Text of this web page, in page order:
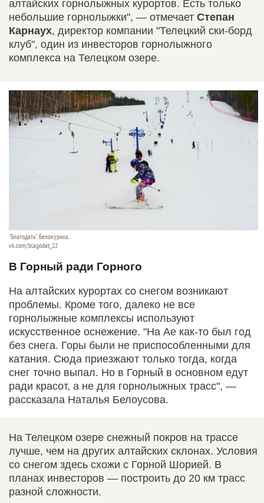
алтайских горнолыжных курортов. Есть только
небольшие горнолыжки", — отмечает Степан
Карнаух, директор компании "Телецкий ски-борд
клуб", один из инвесторов горнолыжного
комплекса на Телецком озере.
"Благодать". Белокуриха.
vk.com/blagodat_22
В Горный ради Горного
На алтайских курортах со снегом возникают
проблемы. Кроме того, далеко не все
горнолыжные комплексы используют
искусственное оснежение. "На Ае как-то был год
без снега. Горы были не приспособленными для
катания. Сюда приезжают только тогда, когда
снег точно выпал. Но в Горный в основном едут
ради красот, а не для горнолыжных трасс", —
рассказала Наталья Белоусова.
На Телецком озере снежный покров на трассе
лучше, чем на других алтайских склонах. Условия
со снегом здесь схожи с Горной Шорией. В
планах инвесторов — построить до 20 км трасс
разной сложности.